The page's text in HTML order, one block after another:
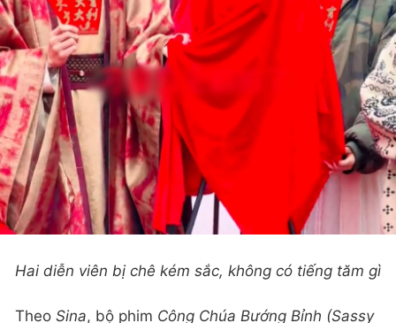
Hai diễn viên bị chê kém sắc, không có tiếng tăm gì
Theo Sina, bộ phim Công Chúa Bướng Bỉnh (Sassy